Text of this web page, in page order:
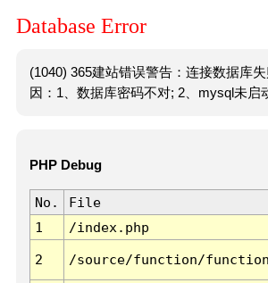
Database Error
(1040) 365建站错误警告：连接数据库
因：1、数据库密码不对; 2、mysql未启
PHP Debug
No. File
1
/index.php
2 /source/function/